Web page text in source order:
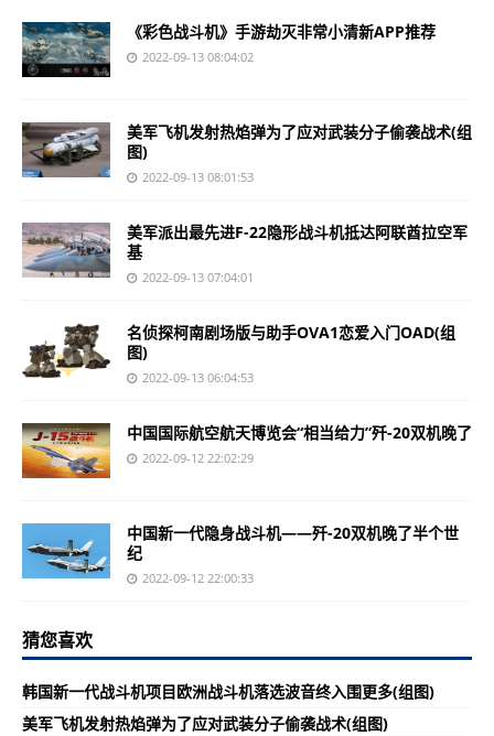
《彩色战斗机》手游劫灭非常小清新APP推荐
2022-09-13 08:04:02
美军飞机发射热焰弹为了应对武装分子偷袭战术(组
图)
2022-09-13 08:01:53
美军派出最先进F-22隐形战斗机抵达阿联酋拉空军
基
2022-09-13 07:04:01
名侦探柯南剧场版与助手OVA1恋爱入门OAD(组
图)
2022-09-13 06:04:53
中国国际航空航天博览会“相当给力”歼-20双机晚了
2022-09-12 22:02:29
中国新一代隐身战斗机——歼-20双机晚了半个世
纪
2022-09-12 22:00:33
猜您喜欢
韩国新一代战斗机项目欧洲战斗机落选波音终入围更多(组图)
美军飞机发射热焰弹为了应对武装分子偷袭战术(组图)